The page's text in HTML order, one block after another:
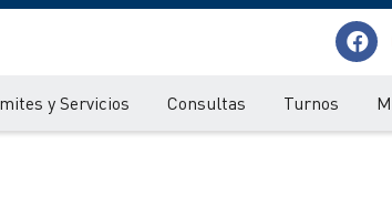
y Servicios Consultas Turnos